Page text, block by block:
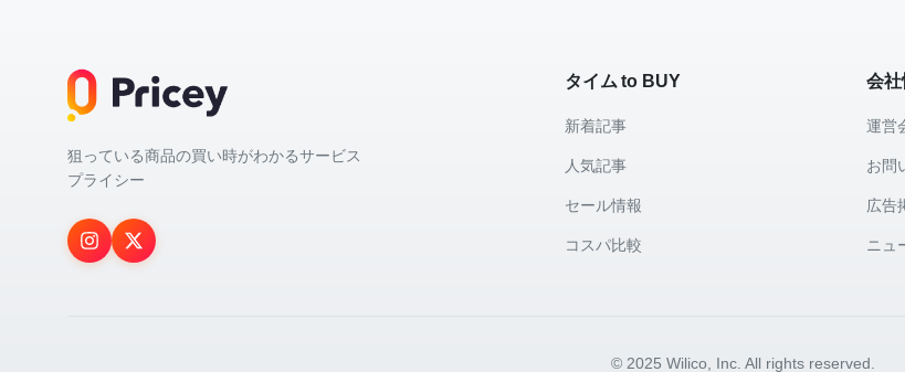
狙っている商品の買い時がわかるサービス
プライシー
タイム to BUY
新着記事
人気記事
セール情報
コスパ比較
会社
運営
お問
広告
ニュ
© 2025 Wilico, Inc. All rights reserved.